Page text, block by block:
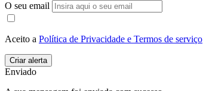
O seu email
Aceito a Política de Privacidade e Termos de serviço
Enviado